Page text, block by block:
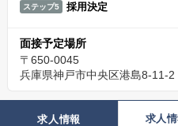
ステップ5 採用決定
面接予定場所
〒650-0045
兵庫県神戸市中央区港島8-11-2
求人情報 求人